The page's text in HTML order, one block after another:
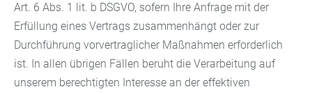
Art. 6 Abs. 1 lit. b DSGVO, sofern Ihre Anfrage mit der
Erfüllung eines Vertrags zusammenhängt oder zur
Durchführung vorvertraglicher Maßnahmen erforderlich
ist. In allen übrigen Fällen beruht die Verarbeitung auf
unserem berechtigten Interesse an der effektiven